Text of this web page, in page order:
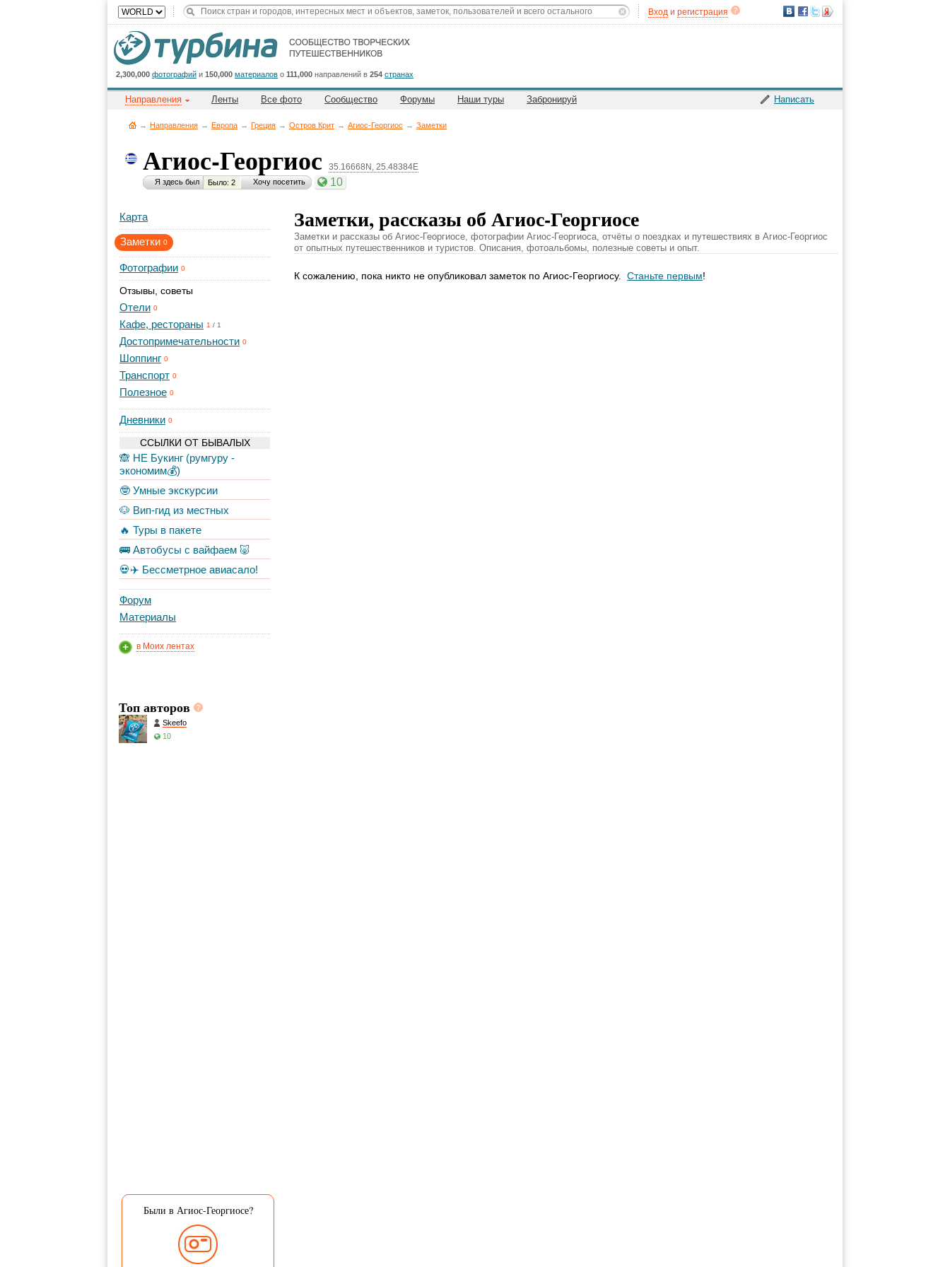
Вход и регистрация
2,300,000 фотографий и 150,000 материалов о 111,000 направлений в 254 странах
Написать
Направления Ленты Все фото Сообщество Форумы Наши туры Забронируй
→ Направления → Европа → Греция → Остров Крит → Агиос-Георгиос → Заметки
Агиос-Георгиос 35.16668N, 25.48384E
Я здесь был Было: 2 Хочу посетить 10
Карта
Заметки 0
Фотографии 0
Отзывы, советы
Отели 0
Кафе, рестораны 1 / 1
Достопримечательности 0
Шоппинг 0
Транспорт 0
Полезное 0
Дневники 0
ССЫЛКИ ОТ БЫВАЛЫХ
🙈 НЕ Букинг (румгуру -
экономим💰)
🤓 Умные экскурсии
🐶 Вип-гид из местных
🔥 Туры в пакете
🚌 Автобусы с вайфаем 🐷
💀✈️ Бессметрное авиасало!
Форум
Материалы
в Моих лентах
Топ авторов
Skeefo
10
Были в Агиос-Георгиосе?
Заметки, рассказы об Агиос-Георгиосе
Заметки и рассказы об Агиос-Георгиосе, фотографии Агиос-Георгиоса, отчёты о поездках и путешествиях в Агиос-Георгиос
от опытных путешественников и туристов. Описания, фотоальбомы, полезные советы и опыт.
К сожалению, пока никто не опубликовал заметок по Агиос-Георгиосу. Станьте первым!